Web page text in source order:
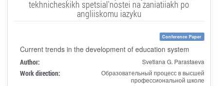
tekhnicheskikh spetsial'nostei na zaniatiiakh po
angliiskomu iazyku
Conference Paper
Current trends in the development of education system
Author: Svetlana G. Parastaeva
Work direction:
Образовательный процесс в высшей
профессиональной школе